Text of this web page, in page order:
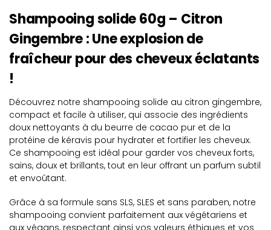
Shampooing solide 60g – Citron
Gingembre : Une explosion de
fraîcheur pour des cheveux éclatants
!
Découvrez notre shampooing solide au citron gingembre,
compact et facile à utiliser, qui associe des ingrédients
doux nettoyants à du beurre de cacao pur et de la
protéine de kéravis pour hydrater et fortifier les cheveux.
Ce shampooing est idéal pour garder vos cheveux forts,
sains, doux et brillants, tout en leur offrant un parfum subtil
et envoûtant.
Grâce à sa formule sans SLS, SLES et sans paraben, notre
shampooing convient parfaitement aux végétariens et